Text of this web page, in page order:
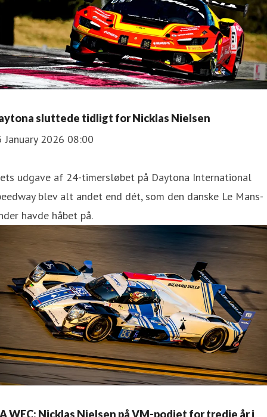
sluttede tidligt for Nicklas Nielsen
January 2026 08:00
udgave af 24-timersløbet på Daytona International
blev alt andet end dét, som den danske Le Mans-
havde håbet på.
WEC: Nicklas Nielsen på VM-podiet for tredje år i